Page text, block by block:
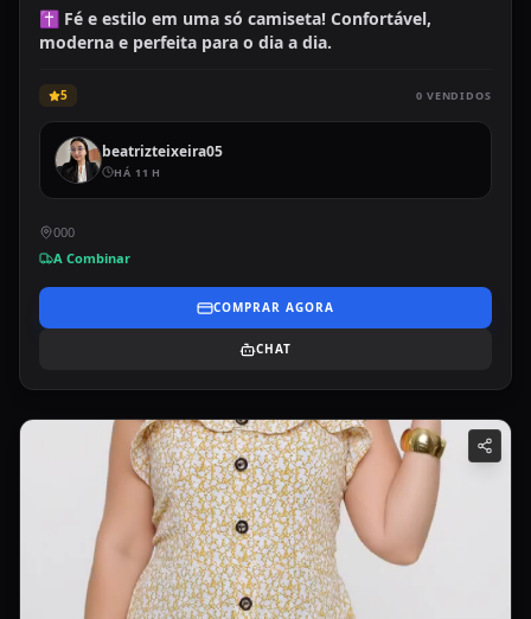
✝️ Fé e estilo em uma só camiseta! Confortável,
moderna e perfeita para o dia a dia.
5 0 VENDIDOS
beatrizteixeira05
HÁ 11 H
000
A Combinar
COMPRAR AGORA
CHAT